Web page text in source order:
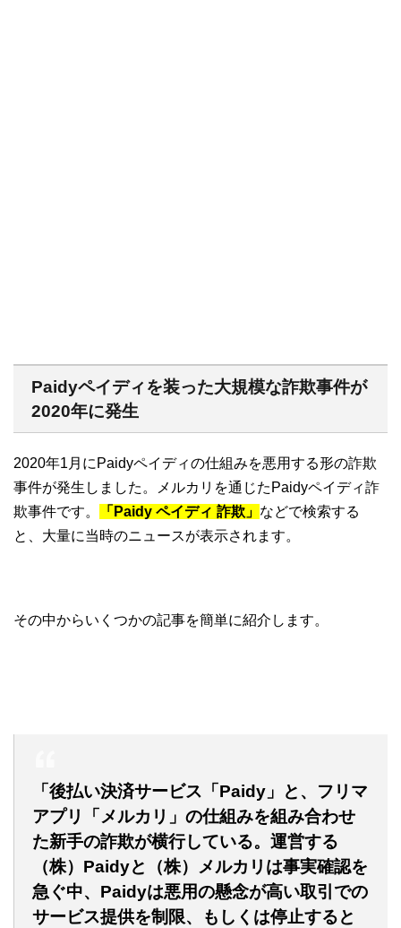
Paidyペイディを装った大規模な詐欺事件が
2020年に発生
2020年1月にPaidyペイディの仕組みを悪用する形の詐欺
事件が発生しました。メルカリを通じたPaidyペイディ詐
欺事件です。
「Paidy ペイディ 詐欺」 などで検索する
と、大量に当時のニュースが表示されます。
その中からいくつかの記事を簡単に紹介します。
「後払い決済サービス「Paidy」と、フリマ
アプリ「メルカリ」の仕組みを組み合わせ
た新手の詐欺が横行している。運営する
（株）Paidyと（株）メルカリは事実確認を
急ぐ中、Paidyは悪用の懸念が高い取引での
サービス提供を制限、もしくは停止すると